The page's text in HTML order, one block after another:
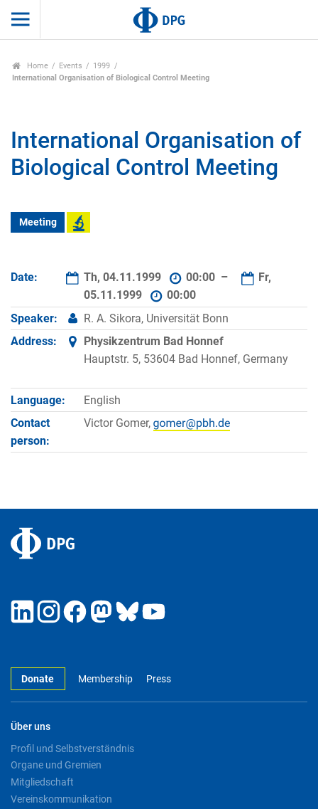
Home Events
1999
International Organisation of Biological Control Meeting
International Organisation of
Biological Control Meeting
Meeting
Date: Th, 04.11.1999 00:00 –
Fr,
05.11.1999
00:00
Speaker:
R. A. Sikora, Universität Bonn
Address:
Physikzentrum Bad Honnef
Hauptstr. 5, 53604 Bad Honnef, Germany
Language:
English
Contact
person:
Victor Gomer,
Donate Membership Press
Über uns
Profil und Selbstverständnis
Organe und Gremien
Mitgliedschaft
Vereinskommunikation